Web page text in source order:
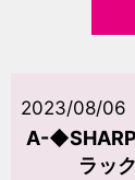
2023/08/06
A-◆SHARP
ラッ